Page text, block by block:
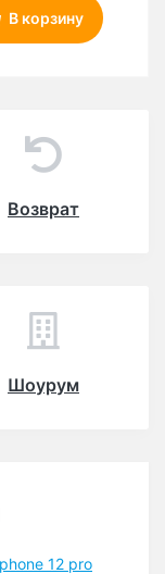
В корзину
Возврат
Шоурум
12 pro